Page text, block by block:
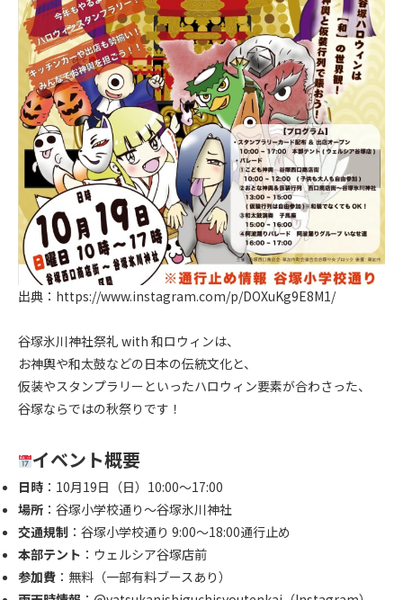
出典： https://www.instagram.com/p/DOXuKg9E8M1/
谷塚氷川神社祭礼 with 和ロウィンは、
お神輿や和太鼓などの日本の伝統文化と、
仮装やスタンプラリーといったハロウィン要素が合わさった、
谷塚ならではの秋祭りです！
イベント概要
日時 ：10月19日（日）10:00～17:00
場所 ：谷塚小学校通り～谷塚氷川神社
交通規制 ：谷塚小学校通り 9:00～18:00通行止め
本部テント ：ウェルシア谷塚店前
参加費 ：無料（一部有料ブースあり）